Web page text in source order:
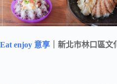
Eat enjoy 意享 ｜新北市林口區文